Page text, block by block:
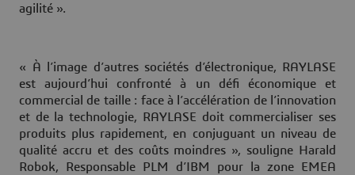
agilité ».
« À l’image d’autres sociétés d’électronique, RAYLASE
est aujourd’hui confronté à un défi économique et
commercial de taille : face à l’accélération de l’innovation
et de la technologie, RAYLASE doit commercialiser ses
produits plus rapidement, en conjuguant un niveau de
qualité accru et des coûts moindres », souligne Harald
Robok, Responsable PLM d’IBM pour la zone EMEA